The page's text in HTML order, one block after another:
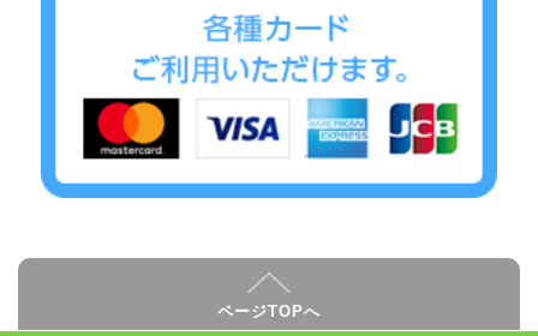
ページTOPへ